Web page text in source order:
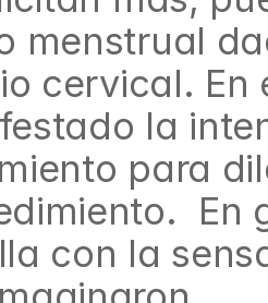
menstrual
cervical. En
la
para
En
con la